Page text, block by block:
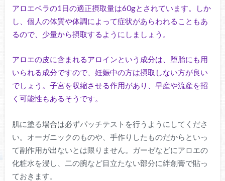
アロエベラの1日の適正摂取量は60gとされています。しか
し、個人の体質や体調によって症状があらわれることもあ
るので、少量から摂取するようにしましょう。
アロエの皮に含まれるアロインという成分は、堕胎にも用
いられる成分ですので、妊娠中の方は摂取しない方が良い
でしょう。子宮を収縮させる作用があり、早産や流産を招
く可能性もあるそうです。
肌に塗る場合は必ずパッチテストを行うようにしてくださ
い。オーガニックのものや、手作りしたものだからといっ
て副作用が出ないとは限りません。ガーゼなどにアロエの
化粧水を浸し、二の腕など目立たない部分に絆創膏で貼っ
ておきます。